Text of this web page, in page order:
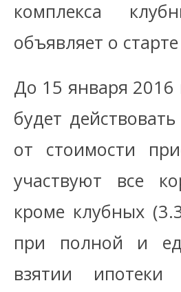
комплекса
объявляет о
До 15 января 2016
будет
от стоимости
участвуют все
кроме клубных
при полной и
взятии